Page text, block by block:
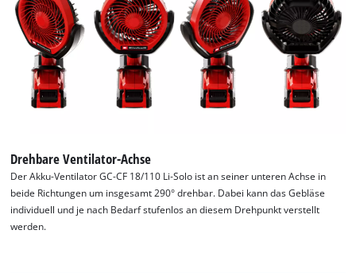
Drehbare Ventilator-Achse
Der Akku-Ventilator GC-CF 18/110 Li-Solo ist an seiner unteren Achse in
beide Richtungen um insgesamt 290° drehbar. Dabei kann das Gebläse
individuell und je nach Bedarf stufenlos an diesem Drehpunkt verstellt
werden.